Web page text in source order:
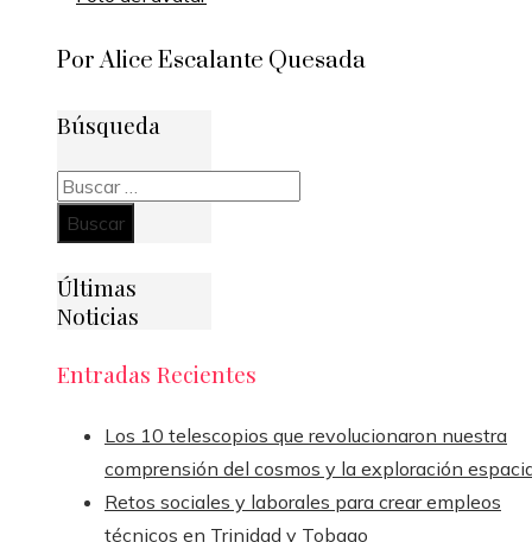
Por Alice Escalante Quesada
Búsqueda
Buscar:
Últimas
Noticias
Entradas Recientes
Los 10 telescopios que revolucionaron nuestra
comprensión del cosmos y la exploración
Retos sociales y laborales para crear empleos
técnicos en Trinidad y Tobago